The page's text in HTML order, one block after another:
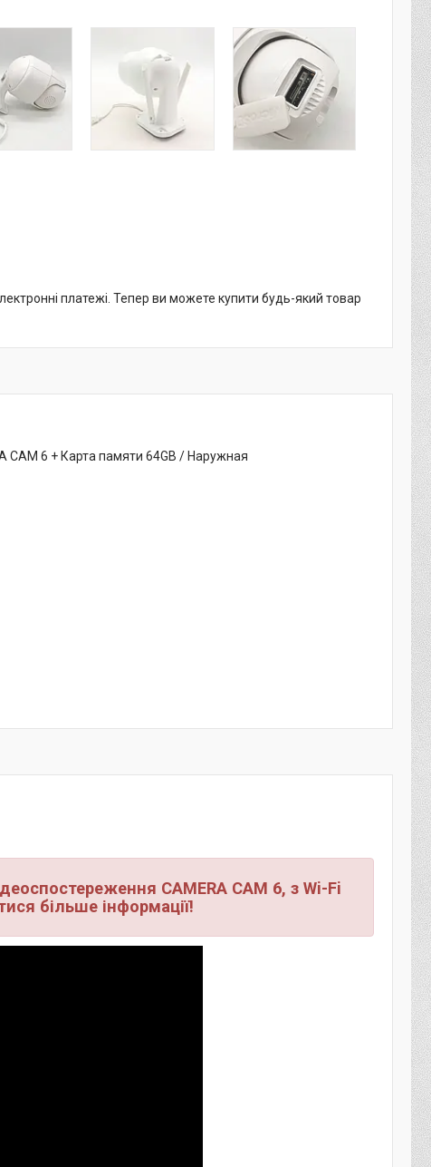
платежі. Тепер ви можете купити будь-який товар
CAM 6 + Карта памяти 64GB / Наружная
CAMERA CAM 6, з Wi-Fi
більше інформації!